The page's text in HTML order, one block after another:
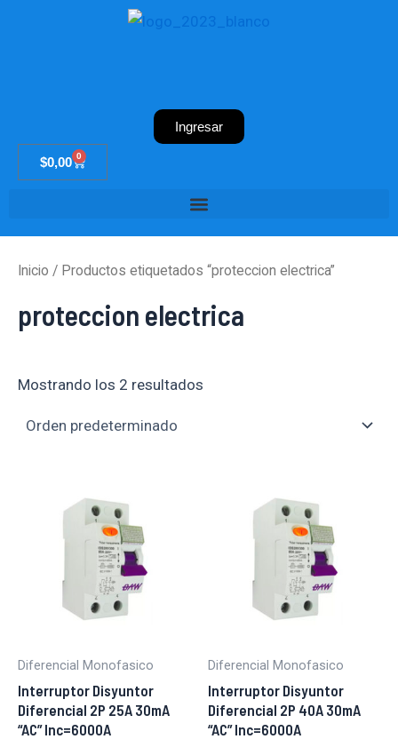
Ingresar
$0,00 0
Cart
Inicio / Productos etiquetados “proteccion electrica”
proteccion electrica
Mostrando los 2 resultados
Diferencial Monofasico
Interruptor Disyuntor
Diferencial 2P 25A 30mA
“AC” Inc=6000A
Diferencial Monofasico
Interruptor Disyuntor
Diferencial 2P 40A 30mA
“AC” Inc=6000A